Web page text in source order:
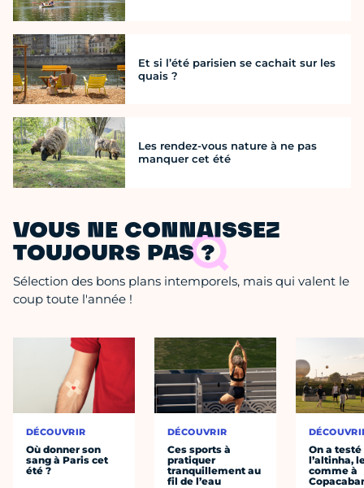
Et si l’été parisien se cachait sur les
quais ?
Les rendez-vous nature à ne pas
manquer cet été
VOUS NE CONNAISSEZ
TOUJOURS PAS ?
Sélection des bons plans intemporels, mais qui valent le
coup toute l'année !
DÉCOUVRIR
Où donner son
sang à Paris cet
été ?
DÉCOUVRIR
Ces sports à
pratiquer
tranquillement au
fil de l’eau
On a testé
l’altinha,
comme à